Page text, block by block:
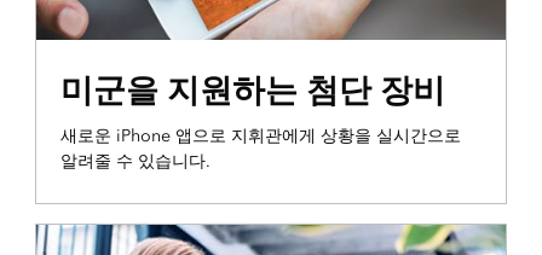
미군을 지원하는 첨단 장비
새로운 iPhone 앱으로 지휘관에게 상황을 실시간으로
알려줄 수 있습니다.